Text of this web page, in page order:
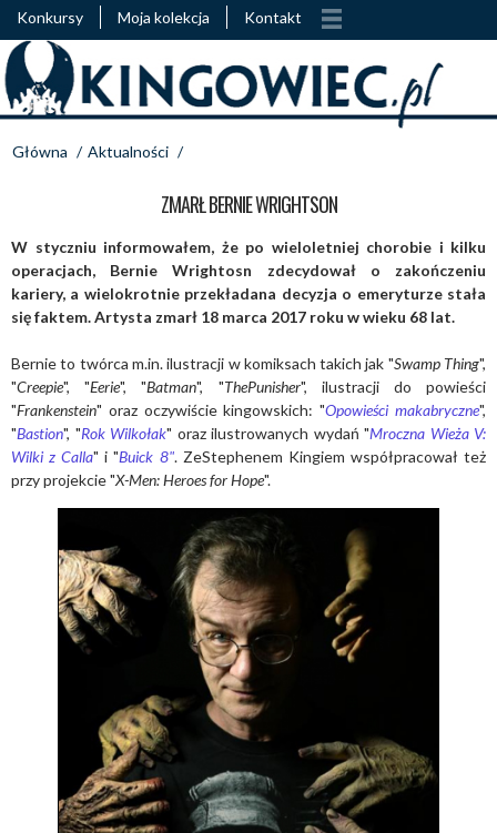
Konkursy Moja kolekcja Kontakt
Główna / Aktualności /
ZMARŁ BERNIE WRIGHTSON
W styczniu informowałem, że po wieloletniej chorobie i kilku
operacjach, Bernie Wrightosn zdecydował o zakończeniu
kariery, a wielokrotnie przekładana decyzja o emeryturze stała
się faktem. Artysta zmarł 18 marca 2017 roku w wieku 68 lat.
Bernie to twórca m.in. ilustracji w komiksach takich jak "Swamp Thing",
"Creepie", "Eerie", "Batman", "ThePunisher", ilustracji do powieści
"Frankenstein" oraz oczywiście kingowskich: "Opowieści makabryczne",
"Bastion", "Rok Wilkołak" oraz ilustrowanych wydań "Mroczna Wieża V:
Wilki z Calla" i "Buick 8". ZeStephenem Kingiem współpracował też
przy projekcie "X-Men: Heroes for Hope".